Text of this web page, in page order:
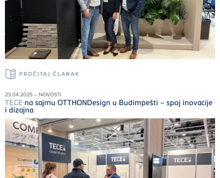
PROČITAJ ČLANAK
23.04.2025 – NOVOSTI
TECE na sajmu OTTHONDesign u Budimpešti – spoj inovacije
i dizajna